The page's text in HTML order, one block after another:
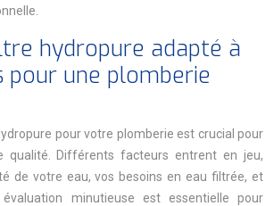
hydropure adapté à
pour une plomberie
pour votre plomberie est crucial pour
qualité. Différents facteurs entrent en jeu,
de votre eau, vos besoins en eau filtrée, et
minutieuse est essentielle pour